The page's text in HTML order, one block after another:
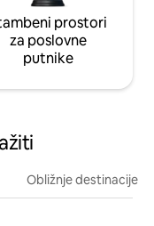
prostori
za poslovne
putnike
Obližnje destinacije